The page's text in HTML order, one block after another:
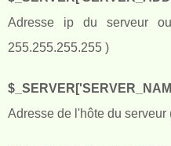
Adresse ip du serveur
255.255.255.255 )
Adresse de l'hôte du serveur